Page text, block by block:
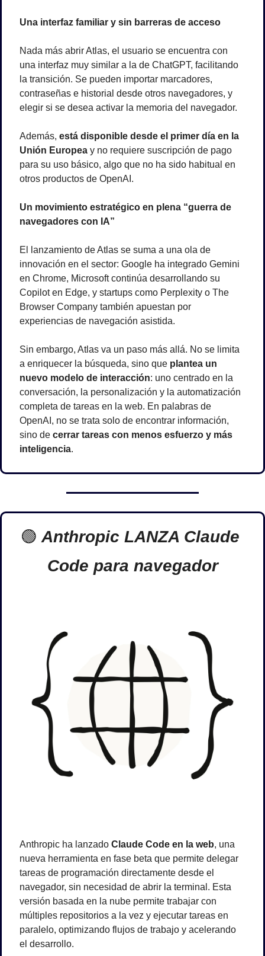
Una interfaz familiar y sin barreras de acceso
Nada más abrir Atlas, el usuario se encuentra con
una interfaz muy similar a la de ChatGPT, facilitando
la transición. Se pueden importar marcadores,
contraseñas e historial desde otros navegadores, y
elegir si se desea activar la memoria del navegador.
Además, está disponible desde el primer día en la
Unión Europea y no requiere suscripción de pago
para su uso básico, algo que no ha sido habitual en
otros productos de OpenAI.
Un movimiento estratégico en plena “guerra de
navegadores con IA”
El lanzamiento de Atlas se suma a una ola de
innovación en el sector: Google ha integrado Gemini
en Chrome, Microsoft continúa desarrollando su
Copilot en Edge, y startups como Perplexity o The
Browser Company también apuestan por
experiencias de navegación asistida.
Sin embargo, Atlas va un paso más allá. No se limita
a enriquecer la búsqueda, sino que plantea un
nuevo modelo de interacción: uno centrado en la
conversación, la personalización y la automatización
completa de tareas en la web. En palabras de
OpenAI, no se trata solo de encontrar información,
sino de cerrar tareas con menos esfuerzo y más
inteligencia.
🟢 Anthropic LANZA Claude
Code para navegador
Anthropic ha lanzado Claude Code en la web, una
nueva herramienta en fase beta que permite delegar
tareas de programación directamente desde el
navegador, sin necesidad de abrir la terminal. Esta
versión basada en la nube permite trabajar con
múltiples repositorios a la vez y ejecutar tareas en
paralelo, optimizando flujos de trabajo y acelerando
el desarrollo.